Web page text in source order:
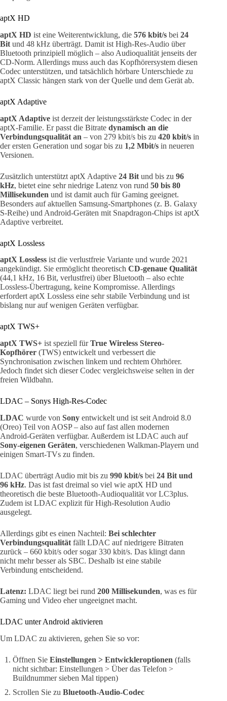
aptX HD
aptX HD ist eine Weiterentwicklung, die 576 kbit/s bei 24
Bit und 48 kHz überträgt. Damit ist High-Res-Audio über
Bluetooth prinzipiell möglich – also Audioqualität jenseits der
CD-Norm. Allerdings muss auch das Kopfhörersystem diesen
Codec unterstützen, und tatsächlich hörbare Unterschiede zu
aptX Classic hängen stark von der Quelle und dem Gerät ab.
aptX Adaptive
aptX Adaptive ist derzeit der leistungsstärkste Codec in der
aptX-Familie. Er passt die Bitrate dynamisch an die
Verbindungsqualität an – von 279 kbit/s bis zu 420 kbit/s in
der ersten Generation und sogar bis zu 1,2 Mbit/s in neueren
Versionen.
Zusätzlich unterstützt aptX Adaptive 24 Bit und bis zu 96
kHz, bietet eine sehr niedrige Latenz von rund 50 bis 80
Millisekunden und ist damit auch für Gaming geeignet.
Besonders auf aktuellen Samsung-Smartphones (z. B. Galaxy
S-Reihe) und Android-Geräten mit Snapdragon-Chips ist aptX
Adaptive verbreitet.
aptX Lossless
aptX Lossless ist die verlustfreie Variante und wurde 2021
angekündigt. Sie ermöglicht theoretisch CD-genaue Qualität
(44,1 kHz, 16 Bit, verlustfrei) über Bluetooth – also echte
Lossless-Übertragung, keine Kompromisse. Allerdings
erfordert aptX Lossless eine sehr stabile Verbindung und ist
bislang nur auf wenigen Geräten verfügbar.
aptX TWS+
aptX TWS+ ist speziell fürTrue Wireless Stereo-
Kopfhörer (TWS) entwickelt und verbessert die
Synchronisation zwischen linkem und rechtem Ohrhörer.
Jedoch findet sich dieser Codec vergleichsweise selten in der
freien Wildbahn.
LDAC – Sonys High-Res-Codec
LDAC wurde von Sony entwickelt und ist seit Android 8.0
(Oreo) Teil von AOSP – also auf fast allen modernen
Android-Geräten verfügbar. Außerdem ist LDAC auch auf
Sony-eigenen Geräten, verschiedenen Walkman-Playern und
einigen Smart-TVs zu finden.
LDAC überträgt Audio mit bis zu 990 kbit/s bei 24 Bit und
96 kHz. Das ist fast dreimal so viel wie aptX HD und
theoretisch die beste Bluetooth-Audioqualität vor LC3plus.
Zudem ist LDAC explizit für High-Resolution Audio
ausgelegt.
Allerdings gibt es einen Nachteil: Bei schlechter
Verbindungsqualität fällt LDAC auf niedrigere Bitraten
zurück – 660 kbit/s oder sogar 330 kbit/s. Das klingt dann
nicht mehr besser als SBC. Deshalb ist eine stabile
Verbindung entscheidend.
Latenz: LDAC liegt bei rund 200 Millisekunden, was es für
Gaming und Video eher ungeeignet macht.
LDAC unter Android aktivieren
Um LDAC zu aktivieren, gehen Sie so vor:
Öffnen Sie Einstellungen > Entwickleroptionen (falls
nicht sichtbar: Einstellungen > Über das Telefon >
Buildnummer sieben Mal tippen)
Scrollen Sie zu Bluetooth-Audio-Codec